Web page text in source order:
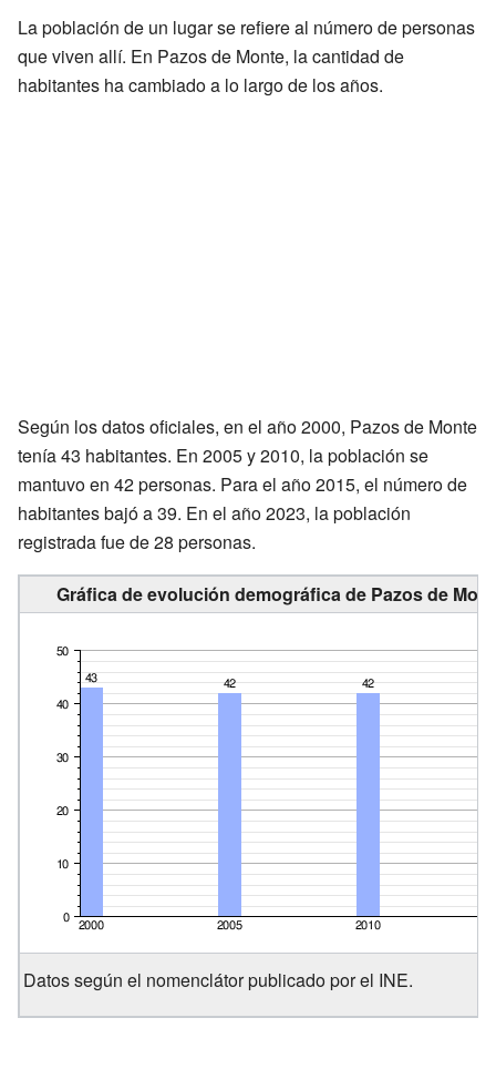
La población de un lugar se refiere al número de personas
que viven allí. En Pazos de Monte, la cantidad de
habitantes ha cambiado a lo largo de los años.
Según los datos oficiales, en el año 2000, Pazos de Monte
tenía 43 habitantes. En 2005 y 2010, la población se
mantuvo en 42 personas. Para el año 2015, el número de
habitantes bajó a 39. En el año 2023, la población
registrada fue de 28 personas.
Gráfica de evolución demográfica de Pazos de
Datos según el nomenclátor publicado por el INE.